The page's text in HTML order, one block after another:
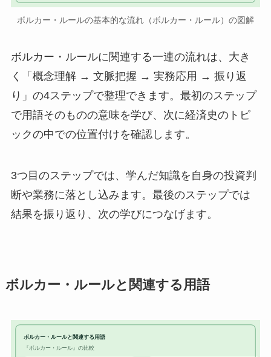
ボルカー・ルールの基本的な流れ（ボルカー・ルール）の図解
ボルカー・ルールに関連する一連の流れは、大き
く「概念理解 → 文脈把握 → 実務応用 → 振り返
り」の4ステップで整理できます。最初のステップ
で用語そのものの意味を学び、次に経済史のトピ
ックの中での位置付けを確認します。
3つ目のステップでは、学んだ知識を自身の投資判
断や業務に落とし込みます。最後のステップでは
結果を振り返り、次の学びにつなげます。
ボルカー・ルールと関連する用語
ボルカー・ルールと関連する用語
『ボルカー・ルール』の比較